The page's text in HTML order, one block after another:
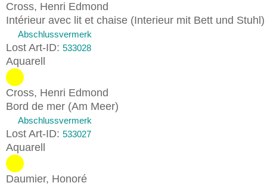
Cross, Henri Edmond
Intérieur avec lit et chaise (Interieur mit Bett und Stuhl)
Abschlussvermerk
Lost Art-ID: 533028
Aquarell
Cross, Henri Edmond
Bord de mer (Am Meer)
Abschlussvermerk
Lost Art-ID: 533027
Aquarell
Daumier, Honoré